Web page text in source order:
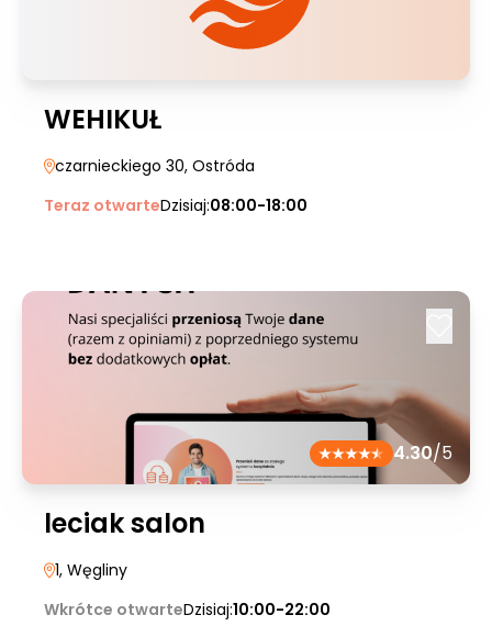
WEHIKUŁ
czarnieckiego 30, Ostróda
Teraz otwarteDzisiaj:08:00-18:00
4.30/5
leciak salon
1, Węgliny
Wkrótce otwarteDzisiaj:10:00-22:00